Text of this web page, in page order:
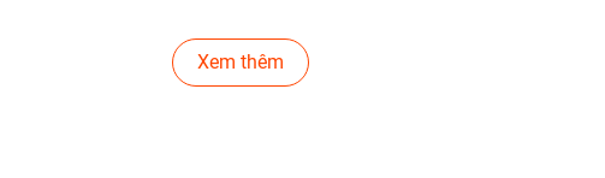
- Đường Trường Chinh - Thanh Xuân - Hà Nội
Xem thêm